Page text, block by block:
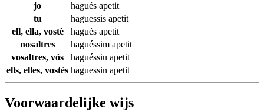
jo hagués apetit
tu
haguessis apetit
ell, ella, vostè
hagués apetit
nosaltres
haguéssim apetit
vosaltres, vós
haguéssiu apetit
ells, elles, vostès haguessin apetit
Voorwaardelijke wijs